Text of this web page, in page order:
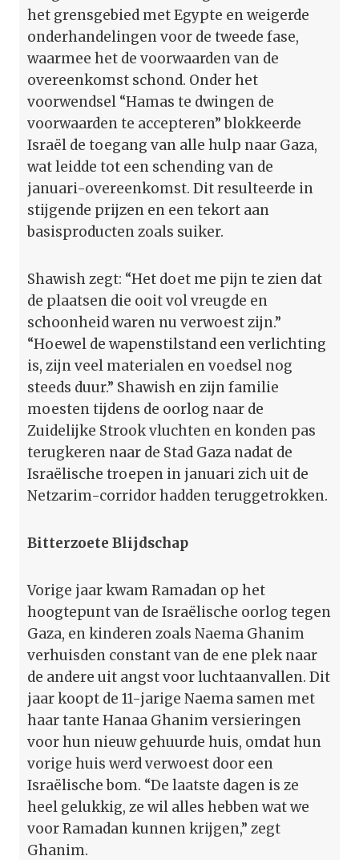
het grensgebied met Egypte en weigerde
onderhandelingen voor de tweede fase,
waarmee het de voorwaarden van de
overeenkomst schond. Onder het
voorwendsel “Hamas te dwingen de
voorwaarden te accepteren” blokkeerde
Israël de toegang van alle hulp naar Gaza,
wat leidde tot een schending van de
januari-overeenkomst. Dit resulteerde in
stijgende prijzen en een tekort aan
basisproducten zoals suiker.
Shawish zegt: “Het doet me pijn te zien dat
de plaatsen die ooit vol vreugde en
schoonheid waren nu verwoest zijn.”
“Hoewel de wapenstilstand een verlichting
is, zijn veel materialen en voedsel nog
steeds duur.” Shawish en zijn familie
moesten tijdens de oorlog naar de
Zuidelijke Strook vluchten en konden pas
terugkeren naar de Stad Gaza nadat de
Israëlische troepen in januari zich uit de
Netzarim-corridor hadden teruggetrokken.
Bitterzoete Blijdschap
Vorige jaar kwam Ramadan op het
hoogtepunt van de Israëlische oorlog tegen
Gaza, en kinderen zoals Naema Ghanim
verhuisden constant van de ene plek naar
de andere uit angst voor luchtaanvallen. Dit
jaar koopt de 11-jarige Naema samen met
haar tante Hanaa Ghanim versieringen
voor hun nieuw gehuurde huis, omdat hun
vorige huis werd verwoest door een
Israëlische bom. “De laatste dagen is ze
heel gelukkig, ze wil alles hebben wat we
voor Ramadan kunnen krijgen,” zegt
Ghanim.